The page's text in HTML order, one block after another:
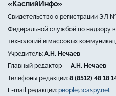
«КаспийИнфо»
Свидетельство о регистрации ЭЛ
Федеральной службой по надзору
технологий и массовых
Учредитель: А.Н. Нечаев
Главный редактор — А.Н. Нечаев
Телефоны редакции: 8 (8512) 48 18
E-mail редакции: people@caspy.net